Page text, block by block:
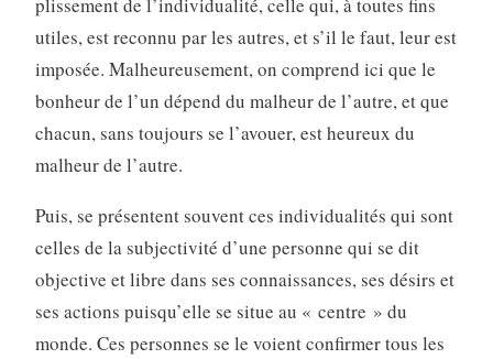
plissement de l’individualité, celle qui, à toutes fins
utiles, est reconnu par les autres, et s’il le faut, leur est
imposée. Malheureusement, on comprend ici que le
bonheur de l’un dépend du malheur de l’autre, et que
chacun, sans toujours se l’avouer, est heureux du
malheur de l’autre.
Puis, se présentent souvent ces individualités qui sont
celles de la subjectivité d’une personne qui se dit
objective et libre dans ses connaissances, ses désirs et
ses actions puisqu’elle se situe au « centre » du
monde. Ces personnes se le voient confirmer tous les